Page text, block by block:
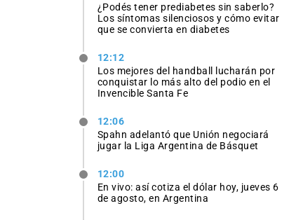
¿Podés tener prediabetes sin saberlo?
Los síntomas silenciosos y cómo evitar
que se convierta en diabetes
12:12
Los mejores del handball lucharán por
conquistar lo más alto del podio en el
Invencible Santa Fe
12:06
Spahn adelantó que Unión negociará
jugar la Liga Argentina de Básquet
12:00
En vivo: así cotiza el dólar hoy, jueves 6
de agosto, en Argentina